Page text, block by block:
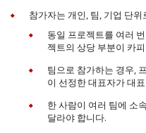
참가자는 개인, 팀, 기업 단
동일 프로젝트를 여러
젝트의 상당 부분이 카
팀으로 참가하는 경우,
이 선정한 대표자가 대
한 사람이 여러 팀에 소
달라야 합니다.